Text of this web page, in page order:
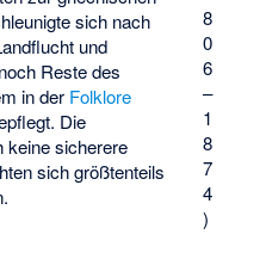
8
0
6
–
1
8
7
4
)
sich nach
und
Reste des
in der Folklore
Die
keine sicherere
sich größtenteils